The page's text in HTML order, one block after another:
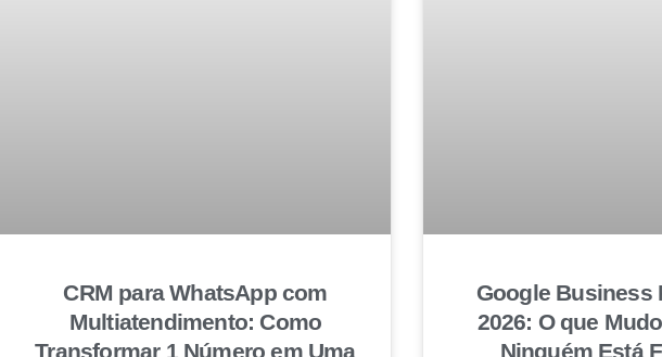
CRM para WhatsApp com
Multiatendimento: Como
Transformar 1 Número em Uma
Google Business
2026: O que
Ninguém Está